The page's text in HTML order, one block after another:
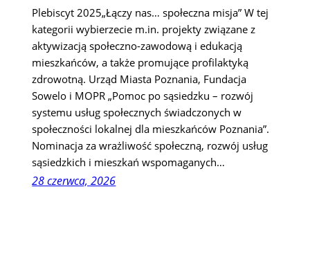
Plebiscyt 2025„Łączy nas… społeczna misja” W tej
kategorii wybierzecie m.in. projekty związane z
aktywizacją społeczno-zawodową i edukacją
mieszkańców, a także promujące profilaktyką
zdrowotną. Urząd Miasta Poznania, Fundacja
Sowelo i MOPR „Pomoc po sąsiedzku – rozwój
systemu usług społecznych świadczonych w
społeczności lokalnej dla mieszkańców Poznania”.
Nominacja za wrażliwość społeczną, rozwój usług
sąsiedzkich i mieszkań wspomaganych…
28 czerwca, 2026